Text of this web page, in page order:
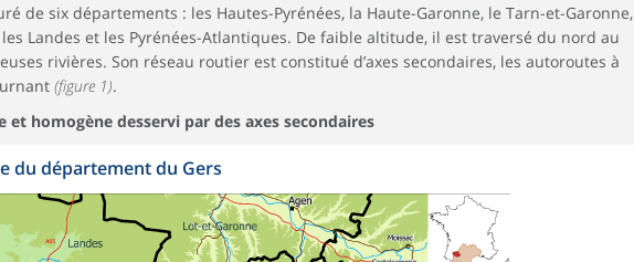
de six départements : les Hautes-Pyrénées, la Haute-Garonne, le Tarn-et-Garonne,
Landes et les Pyrénées-Atlantiques. De faible altitude, il est traversé du nord au
rivières. Son réseau routier est constitué d’axes secondaires, les autoroutes à
(figure 1).
homogène desservi par des axes secondaires
du département du Gers